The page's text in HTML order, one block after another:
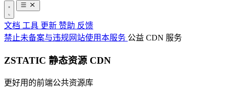
文档 工具 更新 赞助 反馈
禁止未备案与违规网站使用本服务 公益 CDN 服务
ZSTATIC 静态资源 CDN
更好用的前端公共资源库